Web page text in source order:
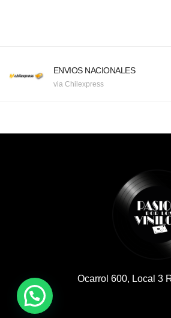
ENVIOS NACIONALES
via Chilexpress
Ocarrol 600, Local 3